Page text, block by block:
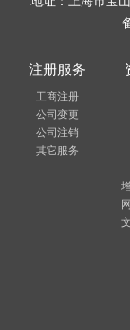
注册服务
工商注册
公司变更
公司注销
其它服务